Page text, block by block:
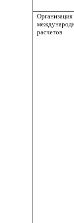
Организация
расчетов